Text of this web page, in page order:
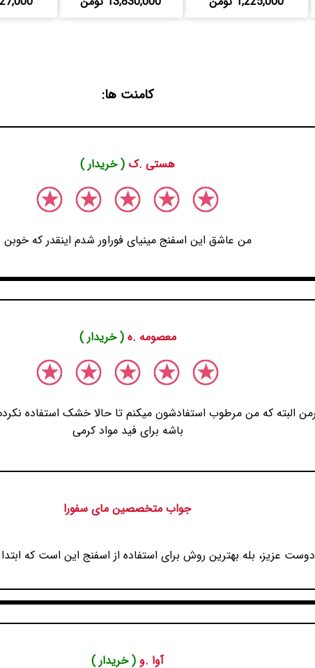
کامنت ها:
هستی .ک ( خریدار )
من عاشق این اسفنج مینیای فوراور شدم اینقدر که خوبن
معصومه .ه( خریدار )
البته که من مرطوب استفادشون میکنم تا حالا خشک استفاده
باشه برای فید مواد کرمی
جواب متخصصین مای سفورا
عزیز، بله بهترین روش برای استفاده از اسفنج این است که
آوا .و ( خریدار )